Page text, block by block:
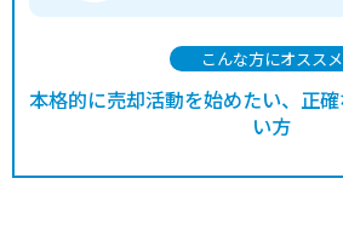
こんな方にオススメ
本格的に売却活動を始めたい、正
い方